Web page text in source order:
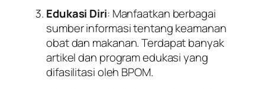
Edukasi Diri: Manfaatkan berbagai
sumber informasi tentang keamanan
obat dan makanan. Terdapat banyak
artikel dan program edukasi yang
difasilitasi oleh BPOM.